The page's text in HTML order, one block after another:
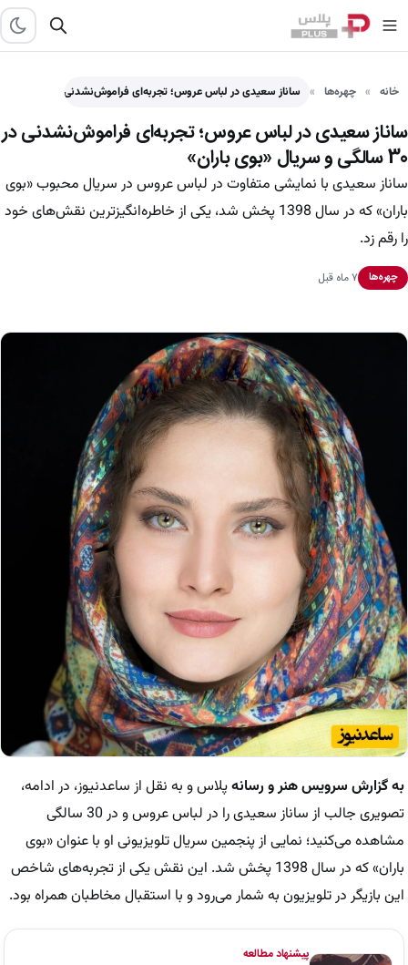
خانه چهره‌ها ساناز سعیدی در لباس عروس؛ تجربه‌ای فراموش‌نشدنی در 30 سالگی…
ساناز سعیدی در لباس عروس؛ تجربه‌ای فراموش‌نشدنی در
30 سالگی و سریال «بوی باران»
ساناز سعیدی با نمایشی متفاوت در لباس عروس در سریال محبوب «بوی
باران» که در سال 1398 پخش شد، یکی از خاطره‌انگیزترین نقش‌های خود
را رقم زد.
چهره‌ها ۷ ماه قبل
به گزارش سرویس هنر و رسانهپلاس و به نقل از ساعدنیوز، در ادامه،
تصویری جالب از ساناز سعیدی را در لباس عروس و در 30 سالگی
مشاهده می‌کنید؛ نمایی از پنجمین سریال تلویزیونی او با عنوان «بوی
باران» که در سال 1398 پخش شد. این نقش یکی از تجربه‌های شاخص
این بازیگر در تلویزیون به شمار می‌رود و با استقبال مخاطبان همراه بود.
پیشنهاد مطالعه